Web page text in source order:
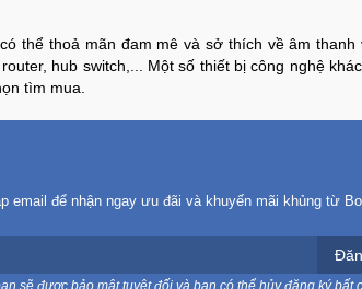
thể thoả mãn đam mê và sở thích về âm
hub switch,... Một số thiết bị công nghệ
tìm mua.
email để nhận ngay ưu đãi và khuyến mãi khủng từ
sẽ được bảo mật tuyệt đối và bạn có thể hủy đăng ký bất